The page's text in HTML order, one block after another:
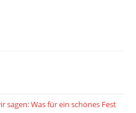
sagen: Was für ein schönes Fest